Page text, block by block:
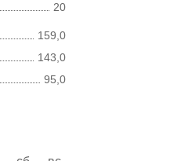
20
159,0
143,0
95,0